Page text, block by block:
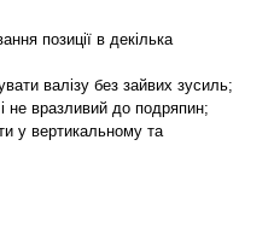
позиції в декілька
валізу без зайвих зусиль;
не вразливий до подряпин;
у вертикальному та